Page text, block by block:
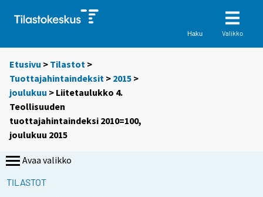
Haku Valikko
Etusivu > Tilastot >
Tuottajahintaindeksit > 2015 >
joulukuu > Liitetaulukko 4.
Teollisuuden
tuottajahintaindeksi 2010=100,
joulukuu 2015
Avaa valikko
TILASTOT